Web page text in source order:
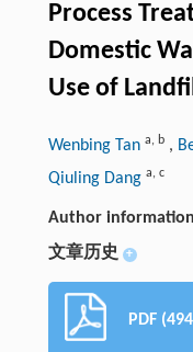
Process
Domestic
Use of
Wenbing Tan a, b,
Qiuling Dang a, c
Author information
文章历史 +
PDF